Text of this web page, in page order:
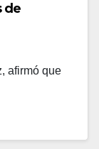
de
afirmó que